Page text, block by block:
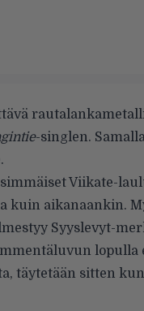
-singlen.
Viikate-
kuin aikanaankin.
Syyslevyt-
lopulla
täytetään sitten